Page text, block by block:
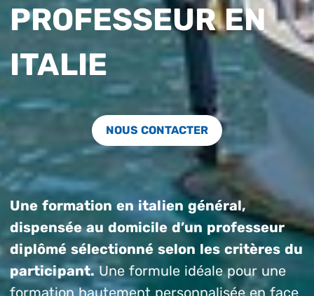
PROFESSEUR EN
ITALIE
NOUS CONTACTER
Une formation en italien général,
dispensée au domicile d’un professeur
diplômé sélectionné selon les critères du
participant.Une formule idéale pour une
formation hautement personnalisée en face